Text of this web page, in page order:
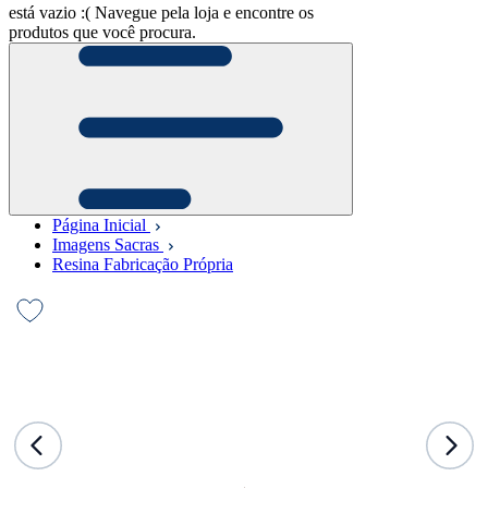
está vazio :( Navegue pela loja e encontre os
produtos que você procura.
Página Inicial
Imagens Sacras
Resina Fabricação Própria